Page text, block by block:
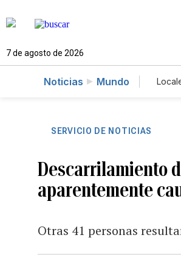
7 de agosto de 2026
Noticias Mundo
SERVICIO DE NOTICIAS
Descarrilamiento
aparentemente
Otras 41 personas